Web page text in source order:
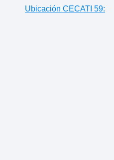
Ubicación CECATI 59: